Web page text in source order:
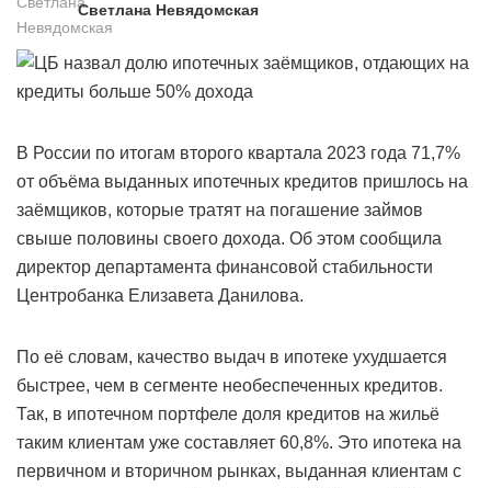
Светлана Невядомская
В России по итогам второго квартала 2023 года 71,7%
от объёма выданных ипотечных кредитов пришлось на
заёмщиков, которые тратят на погашение займов
свыше половины своего дохода. Об этом сообщила
директор департамента финансовой стабильности
Центробанка Елизавета Данилова.
По её словам, качество выдач в ипотеке ухудшается
быстрее, чем в сегменте необеспеченных кредитов.
Так, в ипотечном портфеле доля кредитов на жильё
таким клиентам уже составляет 60,8%. Это ипотека на
первичном и вторичном рынках, выданная клиентам с